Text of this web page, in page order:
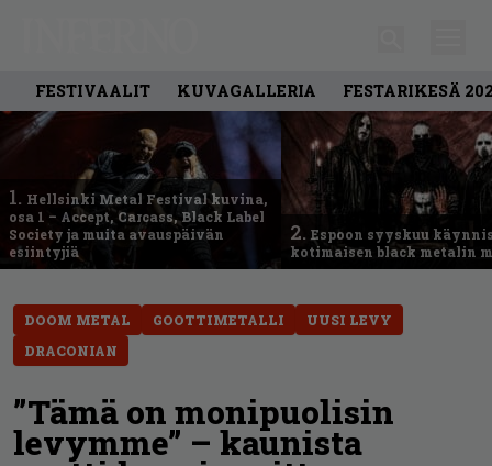
FESTIVAALIT KUVAGALLERIA FESTARIKESÄ
1. Hellsinki Metal Festival kuvina,
osa 1 – Accept, Carcass, Black Label
Society ja muita avauspäivän
esiintyjiä
2. Espoon syyskuu
kotimaisen black metalin
DOOM METAL GOOTTIMETALLI
UUSI LEVY
DRACONIAN
”Tämä on monipuolisin
levymme” – kaunista